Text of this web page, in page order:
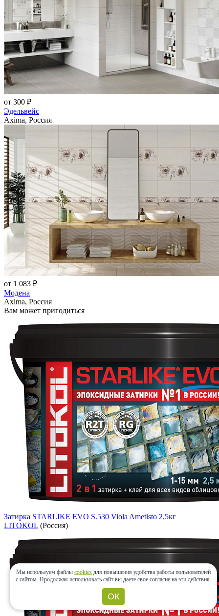
от 300 ₽
Эдельвейс
Axima, Россия
от 1 083 ₽
Модена
Axima, Россия
Вам может пригодиться
Затирка STARLIKE EVO S.530 Viola Ametisto 2,5кг
LITOKOL (Россия)
Мы используем файлы cookies для повышения удобства работы пользователей
с сайтом. Продолжая использовать сайт вы даете свое согласие на эти действия.
ОК